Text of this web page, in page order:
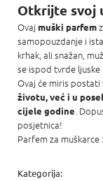
Otkrijte svoj
Ovaj muški parfem
samopouzdanje i
krhak, ali snažan,
se ispod tvrde ljuske
Ovaj će miris
životu, već i u
cijele godine .
posjetnica!
Parfem za muškarce
Kategorija: